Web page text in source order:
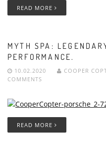
READ MORE
MYTH SPA:
PERFORMANCE.
10.02.2020 COOPER
COMMENTS
READ MORE